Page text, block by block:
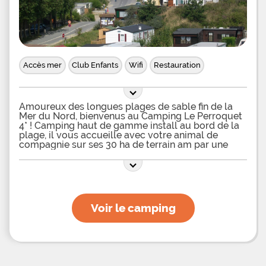
Accès mer Club Enfants Wifi Restauration
Amoureux des longues plages de sable fin de la
Mer du Nord, bienvenus au Camping Le Perroquet
4* ! Camping haut de gamme install au bord de la
plage, il vous accueille avec votre animal de
compagnie sur ses 30 ha de terrain am par une
profiterez de l'accs direct s nautiques diverses
(catamaran, planche voile et char voile, optimiste,
saunas du camping ou l'un de ses 3 hammams.
Pour vous loger au camping qualit Le Perroquet,
vous n'aurez qu'lire votre classe de confort et
installer votre tente, votre caravane ou votre
raccord. Ce camping d l'ancienne ne propose pas
Voir le camping